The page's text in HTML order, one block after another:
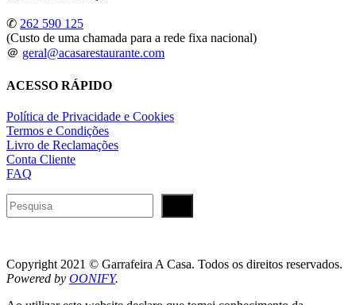
✆ 262 590 125
(Custo de uma chamada para a rede fixa nacional)
＠ geral@acasarestaurante.com
ACESSO RÁPIDO
Política de Privacidade e Cookies
Termos e Condições
Livro de Reclamações
Conta Cliente
FAQ
Pesquisar
Copyright 2021 © Garrafeira A Casa. Todos os direitos reservados.
Powered by OONIFY.